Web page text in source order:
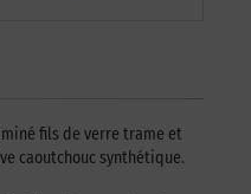
fils de verre trame et
caoutchouc synthétique.